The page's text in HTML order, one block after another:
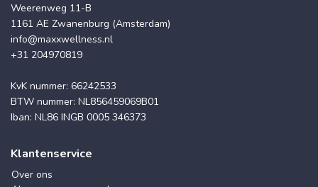
Weerenweg 11-B
1161 AE Zwanenburg (Amsterdam)
info@maxxwellness.nl
+31 204970819
KvK nummer: 66242533
BTW nummer: NL856459069B01
Iban: NL86 INGB 0005 346373
Klantenservice
Over ons